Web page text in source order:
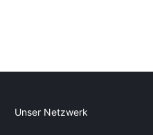
Unser Netzwerk